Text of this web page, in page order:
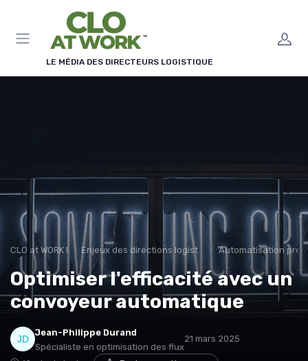
LE MÉDIA DES DIRECTEURS LOGISTIQUE
CLO at WORK ! Enjeux des directions logistiques Automatisation
Optimiser l'efficacité avec un
convoyeur automatique
Jean-Philippe Durand
Spécialiste en optimisation des flux
21 mars 2025
Panneau de gestion des cookies